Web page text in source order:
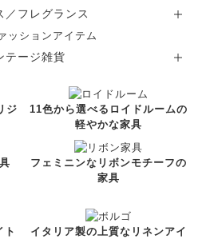
／フレグランス
ッションアイテム
テージ雑貨
ジ
11色から選べるロイドルームの
軽やかな家具
フェミニンなリボンモチーフの
家具
ト
イタリア製の上質なリネンアイ